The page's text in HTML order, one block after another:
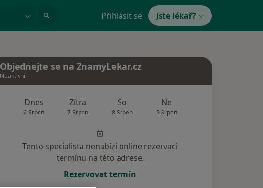
Přihlásit se Jste lékař?
Objednejte se na ZnamyLekar.cz
Neaktivní
Dnes
6 Srpen
Zítra
7 Srpen
So
8 Srpen
Ne
9 Srpen
Tento specialista nenabízí online rezervaci
termínu na této adrese.
Rezervovat termín